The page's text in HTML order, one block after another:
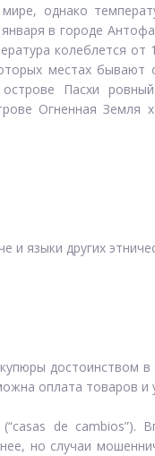
однако
в городе
колеблется от
местах бывают
Пасхи
Огненная Земля
и языки других
достоинством
оплата товаров и
de cambios”).
но случаи